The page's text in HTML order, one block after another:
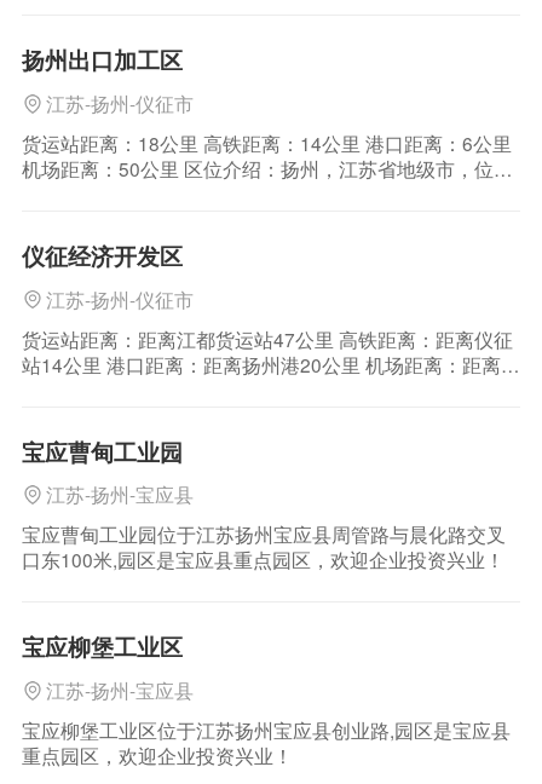
扬州出口加工区
江苏-扬州-仪征市
货运站距离：18公里 高铁距离：14公里 港口距离：6公里
机场距离：50公里 区位介绍：扬州，江苏省地级市，位于
一益二、月亮城 公路运输：扬州，江苏省地级市，位于江
苏省中部、长江与京杭大运河
仪征经济开发区
江苏-扬州-仪征市
货运站距离：距离江都货运站47公里 高铁距离：距离仪征
站14公里 港口距离：距离扬州港20公里 机场距离：距离扬
的自建城以来就城关沿江的城市。是宁镇扬同城化中心地
带，南京都市圈核心城市，上海3小时
宝应曹甸工业园
江苏-扬州-宝应县
宝应曹甸工业园位于江苏扬州宝应县周管路与晨化路交叉
口东100米,园区是宝应县重点园区，欢迎企业投资兴业！
宝应柳堡工业区
江苏-扬州-宝应县
宝应柳堡工业区位于江苏扬州宝应县创业路,园区是宝应县
重点园区，欢迎企业投资兴业！